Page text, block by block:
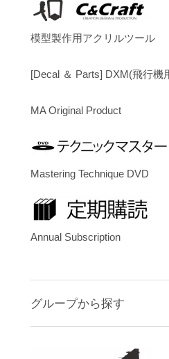
模型製作用アクリルツール
[Decal ＆ Parts] DXM(飛行機
MA Original Product
Mastering Technique DVD
Annual Subscription
グループから探す